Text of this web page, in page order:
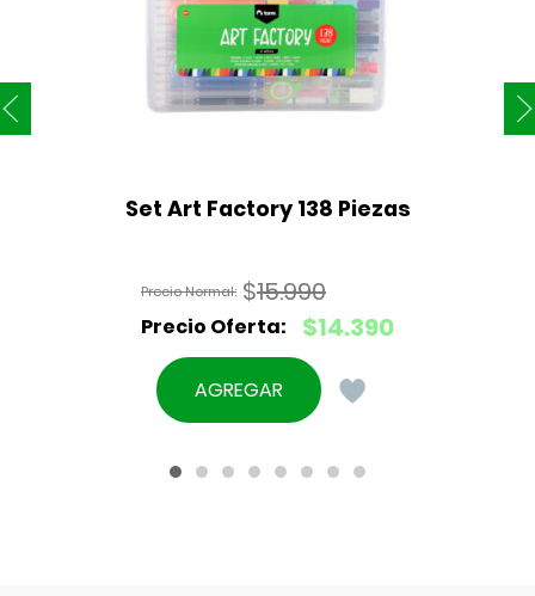
Set Art Factory 138 Piezas
$15.990
El
precio
original
$14.390
El
precio
actual
$14.390.
AGREGAR